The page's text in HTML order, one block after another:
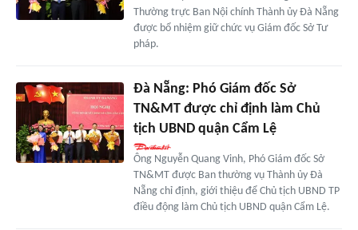
Thường trực Ban Nội chính Thành ủy Đà Nẵng
được bổ nhiệm giữ chức vụ Giám đốc Sở Tư
pháp.
Đà Nẵng: Phó Giám đốc Sở
TN&MT được chỉ định làm Chủ
tịch UBND quận Cẩm Lệ
Ông Nguyễn Quang Vinh, Phó Giám đốc Sở
TN&MT được Ban thường vụ Thành ủy Đà
Nẵng chỉ định, giới thiệu để Chủ tịch UBND TP
điều động làm Chủ tịch UBND quận Cẩm Lệ.